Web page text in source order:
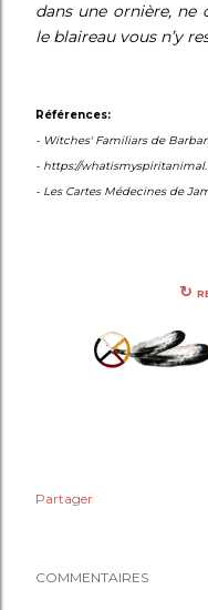
dans une ornière, ne
le blaireau vous n’y
Références:
- Witches' Familiars de
- https://
- Les Cartes Médecines de
↻
Partager
COMMENTAIRES